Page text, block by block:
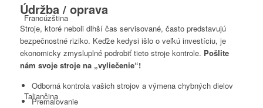
Francúzština
Taliančina
Údržba / oprava
Stroje, ktoré neboli dlhší čas servisované, často predstavujú
bezpečnostné riziko. Keďže kedysi išlo o veľkú investíciu, je
ekonomicky zmysluplné podrobiť tieto stroje kontrole. Pošlite
nám svoje stroje na „vyliečenie“!
Odborná kontrola vašich strojov a výmena chybných dielov
Premaľovanie